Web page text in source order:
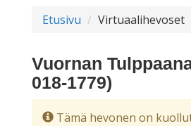
Etusivu Virtuaalihevoset
Vuornan
018-1779)
Tämä hevonen on